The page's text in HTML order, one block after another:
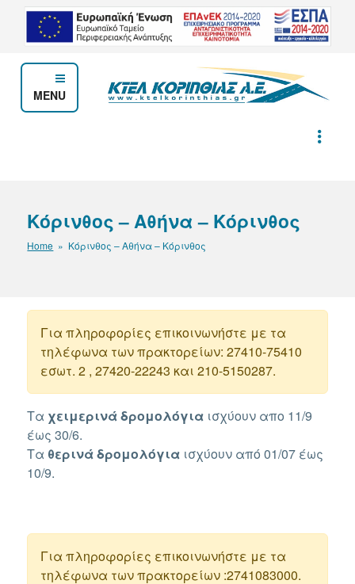
Μετάβαση
περιεχόμενο
MENU
Κόρινθος – Αθήνα – Κόρινθος
Home » Κόρινθος – Αθήνα – Κόρινθος
Για πληροφορίες επικοινωνήστε με τα
τηλέφωνα των πρακτορείων: 27410-75410
εσωτ. 2 , 27420-22243 και 210-5150287.
Τα χειμερινά δρομολόγια ισχύουν απο 11/9
έως 30/6.
Τα θερινάδρομολόγια ισχύουν από 01/07 έως
10/9.
Για πληροφορίες επικοινωνήστε με τα
τηλέφωνα των πρακτορείων :2741083000.